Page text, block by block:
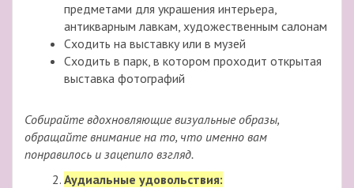
предметами для украшения интерьера,
антикварным лавкам, художественным салонам
Сходить на выставку или в музей
Сходить в парк, в котором проходит открытая
выставка фотографий
Собирайте вдохновляющие визуальные образы,
обращайте внимание на то, что именно вам
понравилось и зацепило взгляд.
Аудиальные удовольствия: